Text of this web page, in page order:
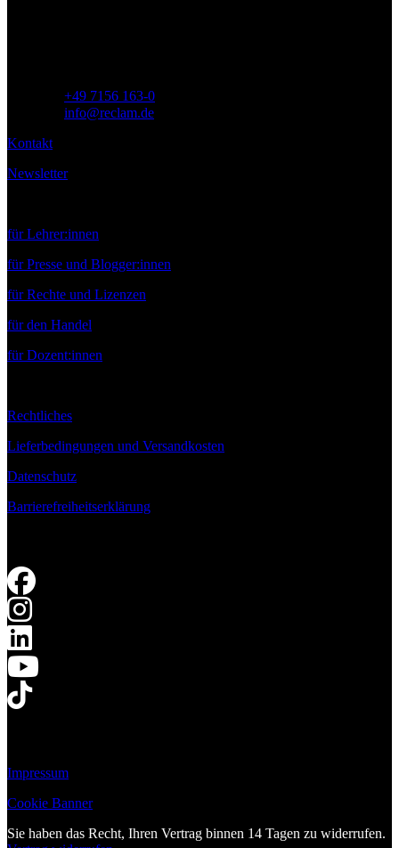
+49 7156 163-0
info@reclam.de
Kontakt
Newsletter
für Lehrer:innen
für Presse und Blogger:innen
für Rechte und Lizenzen
für den Handel
für Dozent:innen
Rechtliches
Lieferbedingungen und Versandkosten
Datenschutz
Barrierefreiheitserklärung
Impressum
Cookie Banner
Sie haben das Recht, Ihren Vertrag binnen 14 Tagen zu widerrufen.